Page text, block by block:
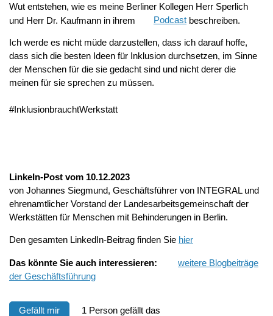
Wut entstehen, wie es meine Berliner Kollegen Herr Sperlich
und Herr Dr. Kaufmann in ihrem
Podcast beschreiben.
Ich werde es nicht müde darzustellen, dass ich darauf hoffe,
dass sich die besten Ideen für Inklusion durchsetzen, im Sinne
der Menschen für die sie gedacht sind und nicht derer die
meinen für sie sprechen zu müssen.
#InklusionbrauchtWerkstatt
LinkeIn-Post vom 10.12.2023
von Johannes Siegmund, Geschäftsführer von INTEGRAL und
ehrenamtlicher Vorstand der Landesarbeitsgemeinschaft der
Werkstätten für Menschen mit Behinderungen in Berlin.
Den gesamten LinkedIn-Beitrag finden Sie hier
Das könnte Sie auch interessieren:
weitere Blogbeiträge
der Geschäftsführung
Gefällt mir 1 Person gefällt das